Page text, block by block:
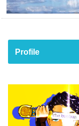
Profile